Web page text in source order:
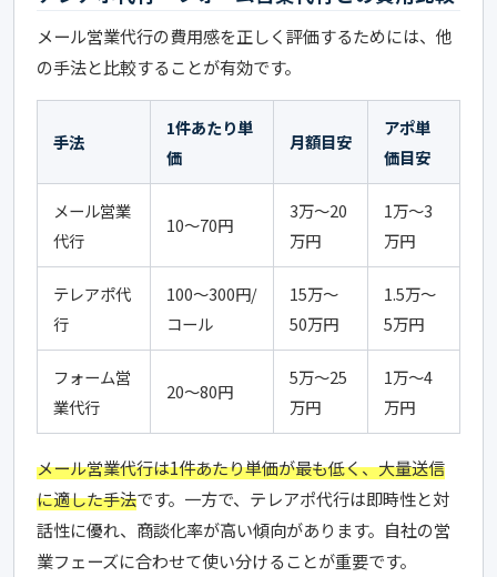
メール営業代行の費用感を正しく評価するためには、他
の手法と比較することが有効です。
手法
1件あたり単
価
月額目安
アポ単
価目安
メール営業
代行
10〜70円
3万〜20
万円
1万〜3
万円
テレアポ代
行
100〜300円/
コール
15万〜
50万円
1.5万〜
5万円
フォーム営
業代行
20〜80円
5万〜25
万円
1万〜4
万円
メール営業代行は1件あたり単価が最も低く、大量送信
に適した手法です。一方で、テレアポ代行は即時性と対
話性に優れ、商談化率が高い傾向があります。自社の営
業フェーズに合わせて使い分けることが重要です。